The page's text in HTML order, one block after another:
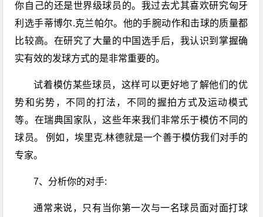
你自己的还是世界级球员的。我过去尤其喜欢研究匈牙
利选手蒂博尔.克兰帕尔。他的手腕动作和击球的质量都
比较高。在研究了大量的中国选手后，我认识到掌握确
实有效的发球方式的是非常重要的。
试着模仿某些球员，这样可以更好地了解他们的优
势和劣势，不同的打法，不同的握拍方式及运动模式
等。在瑞典国家队 ，这些年来我们非常乐于模仿不同的
球员。 例如，埃里克.林德就是一个善于模仿我们对手的
专家。
7、分析你的对手:
通常来说，只有当你第一次与一名球员面对面打球